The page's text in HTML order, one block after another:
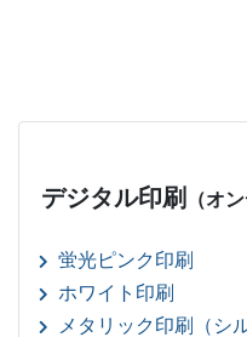
デジタル印刷 （オ
蛍光ピンク印刷
ホワイト印刷
メタリック印刷（シ